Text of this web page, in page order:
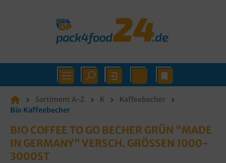
Sortiment A-Z K
Kaffeebecher
Bio Kaffeebecher
BIO COFFEE TO GO BECHER GRÜN "MADE
IN GERMANY" VERSCH. GRÖSSEN 1000-3
000ST